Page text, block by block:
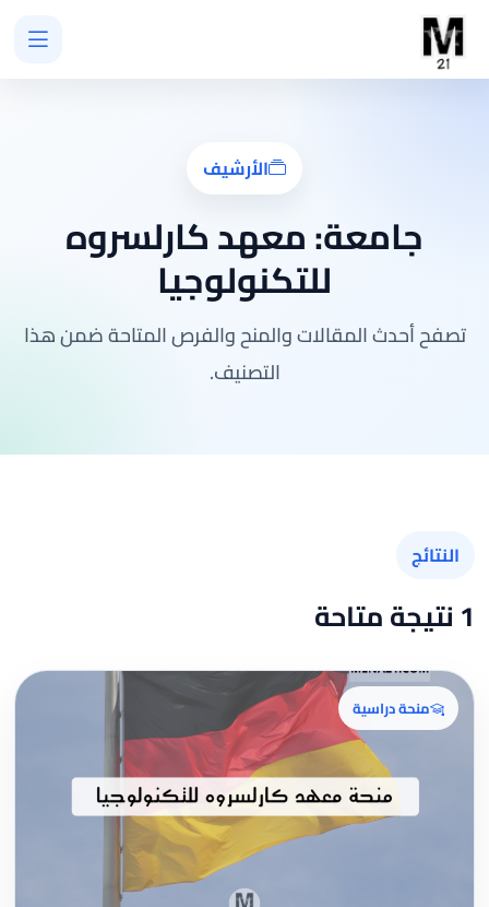
الأرشيف
جامعة:معهد كارلسروه
للتكنولوجيا
تصفح أحدث المقالات والمنح والفرص المتاحة ضمن هذا
التصنيف.
النتائج
1 نتيجة متاحة
منحة دراسية